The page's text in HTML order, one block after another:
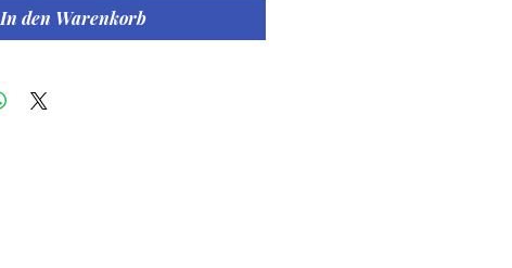
In den Warenkorb